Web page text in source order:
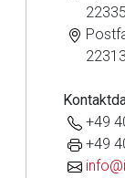
+49
+49